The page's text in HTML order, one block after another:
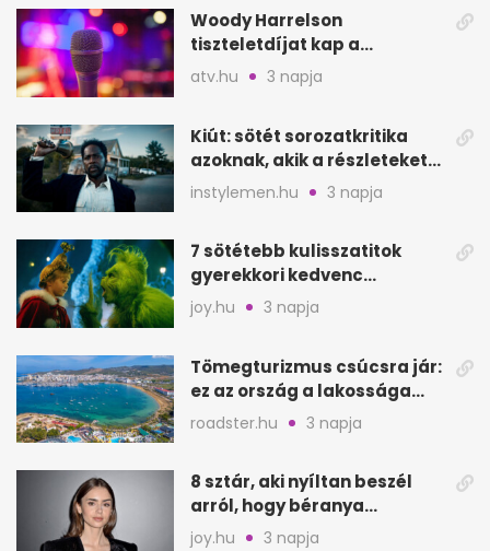
Woody Harrelson
tiszteletdíjat kap a
Szarajevói Filmfesztiválon
atv.hu 3 napja
Kiút: sötét sorozatkritika
azoknak, akik a részleteket
keresik
instylemen.hu 3 napja
7 sötétebb kulisszatitok
gyerekkori kedvenc
filmjeinkről a Joy szerint
joy.hu 3 napja
Tömegturizmus csúcsra jár:
ez az ország a lakossága
kétszeresét fogadja
roadster.hu 3 napja
8 sztár, aki nyíltan beszél
arról, hogy béranya
segítette a családalapítást
joy.hu 3 napja